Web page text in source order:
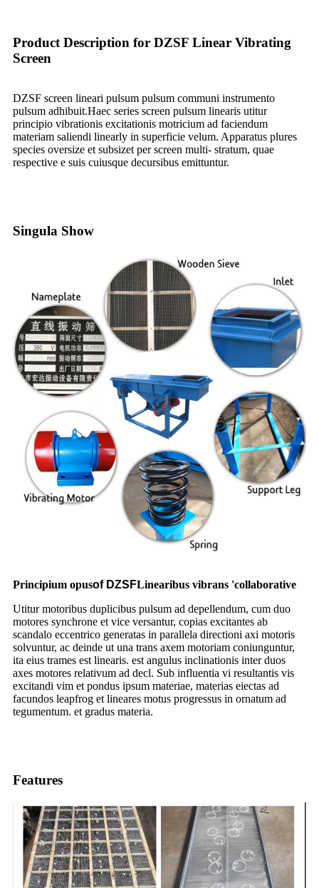
Product Description for DZSF Linear Vibrating
Screen
DZSF screen lineari pulsum pulsum communi instrumento
pulsum adhibuit.Haec series screen pulsum linearis utitur
principio vibrationis excitationis motricium ad faciendum
materiam saliendi linearly in superficie velum. Apparatus plures
species oversize et subsizet per screen multi- stratum, quae
respective e suis cuiusque decursibus emittuntur.
Singula Show
Principium opusof DZSFLinearibus vibrans 'collaborative
Utitur motoribus duplicibus pulsum ad depellendum, cum duo
motores synchrone et vice versantur, copias excitantes ab
scandalo eccentrico generatas in parallela directioni axi motoris
solvuntur, ac deinde ut una trans axem motoriam coniunguntur,
ita eius trames est linearis. est angulus inclinationis inter duos
axes motores relativum ad decl. Sub influentia vi resultantis vis
excitandi vim et pondus ipsum materiae, materias eiectas ad
facundos leapfrog et lineares motus progressus in ornatum ad
tegumentum. et gradus materia.
Features